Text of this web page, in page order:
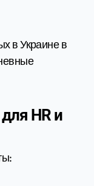
в Украине в
HR и